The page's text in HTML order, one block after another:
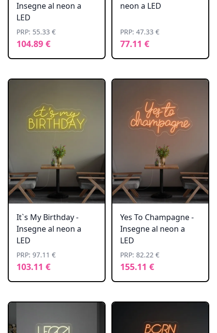
Insegne al neon a
LED
PRP: 55.33 €
104.89 €
neon a LED
PRP: 47.33 €
77.11 €
It`s My Birthday -
Insegne al neon a
LED
PRP: 97.11 €
103.11 €
Yes To Champagne -
Insegne al neon a
LED
PRP: 82.22 €
155.11 €